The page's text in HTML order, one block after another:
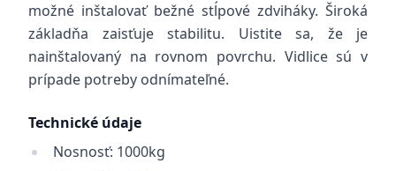
možné inštalovať bežné stĺpové zdviháky. Široká
základňa zaisťuje stabilitu. Uistite sa, že je
nainštalovaný na rovnom povrchu. Vidlice sú v
prípade potreby odnímateľné.
Technické údaje
Nosnosť: 1000kg